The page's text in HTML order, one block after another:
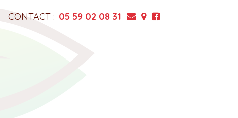
CONTACT : 05 59 02 08 31